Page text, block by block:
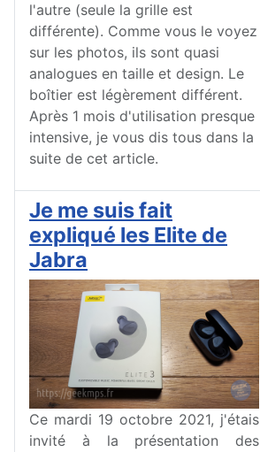
l'autre (seule la grille est
différente). Comme vous le voyez
sur les photos, ils sont quasi
analogues en taille et design. Le
boîtier est légèrement différent.
Après 1 mois d'utilisation presque
intensive, je vous dis tous dans la
suite de cet article.
Je me suis fait
expliqué les Elite de
Jabra
Ce mardi 19 octobre 2021, j'étais
invité à la présentation des